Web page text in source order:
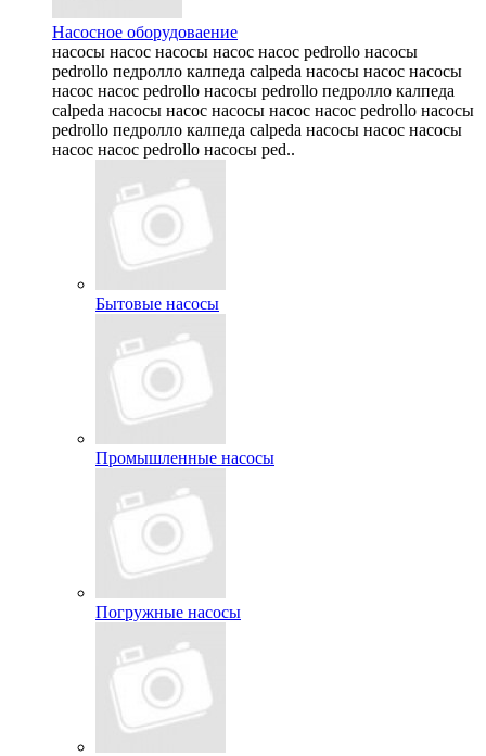
Насосное оборудоваение
насосы насос насосы насос насос pedrollo насосы
pedrollo педролло калпеда calpeda насосы насос насосы
насос насос pedrollo насосы pedrollo педролло калпеда
calpeda насосы насос насосы насос насос pedrollo насосы
pedrollo педролло калпеда calpeda насосы насос насосы
насос насос pedrollo насосы ped..
Бытовые насосы
Промышленные насосы
Погружные насосы